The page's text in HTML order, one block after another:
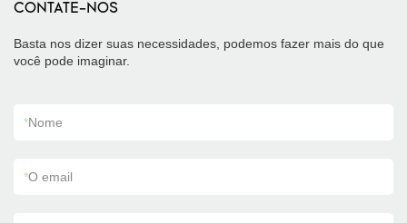
CONTATE-NOS
Basta nos dizer suas necessidades, podemos fazer mais do que
você pode imaginar.
*Nome
*O email